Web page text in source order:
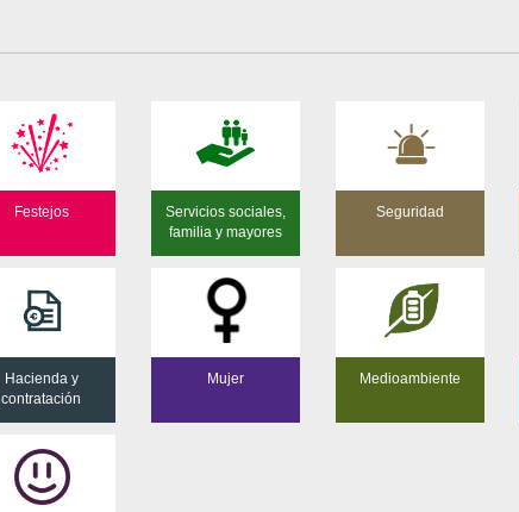
Festejos
Servicios sociales,
familia y mayores
Seguridad
Hacienda y
contratación
Mujer Medioambiente